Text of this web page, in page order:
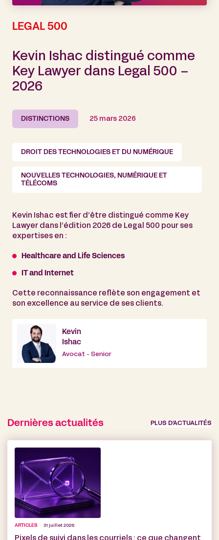
LEGAL 500
Kevin Ishac distingué comme
Key Lawyer dans Legal 500 –
2026
DISTINCTIONS 25 mars 2026
DROIT DES TECHNOLOGIES ET DU NUMÉRIQUE
NOUVELLES TECHNOLOGIES, NUMÉRIQUE ET
TÉLÉCOMS
Kevin Ishac est fier d’être distingué comme Key
Lawyer dans l’édition 2026 de Legal 500 pour ses
expertises en :
Healthcare and Life Sciences
IT and Internet
Cette reconnaissance reflète son engagement et
son excellence au service de ses clients.
Kevin
Ishac
Avocat - Senior
Dernières actualités PLUS D’ACTUALITÉS
ARTICLES 31 juillet 2026
Pixels de suivi dans les courriels : ce que changent